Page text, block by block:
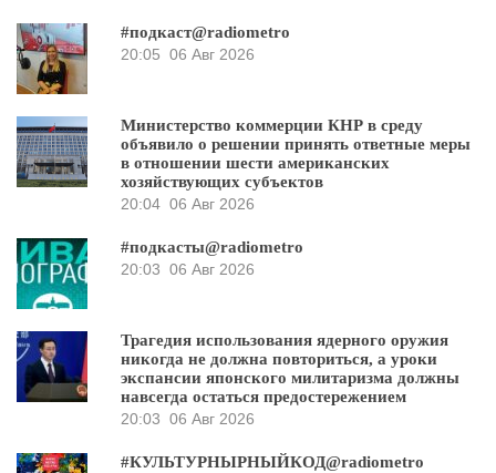
#подкаст@radiometro
20:05 06 Авг 2026
Министерство коммерции КНР в среду
объявило о решении принять ответные меры
в отношении шести американских
хозяйствующих субъектов
20:04 06 Авг 2026
#подкасты@radiometro
20:03 06 Авг 2026
Трагедия использования ядерного оружия
никогда не должна повториться, а уроки
экспансии японского милитаризма должны
навсегда остаться предостережением
20:03 06 Авг 2026
#КУЛЬТУРНЫРНЫЙКОД@radiometro